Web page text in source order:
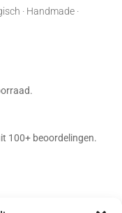
· Handmade ·
100+ beoordelingen.